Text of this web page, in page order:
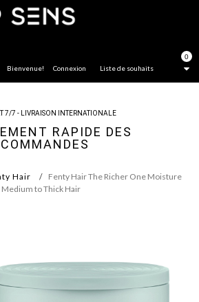
0
Liste de souhaits
Bienvenue! Connexion
7/7 - LIVRAISON INTERNATIONALE
RAPIDE DES
COMMANDES
Hair
Fenty Hair The Richer One Moisture
to Thick Hair